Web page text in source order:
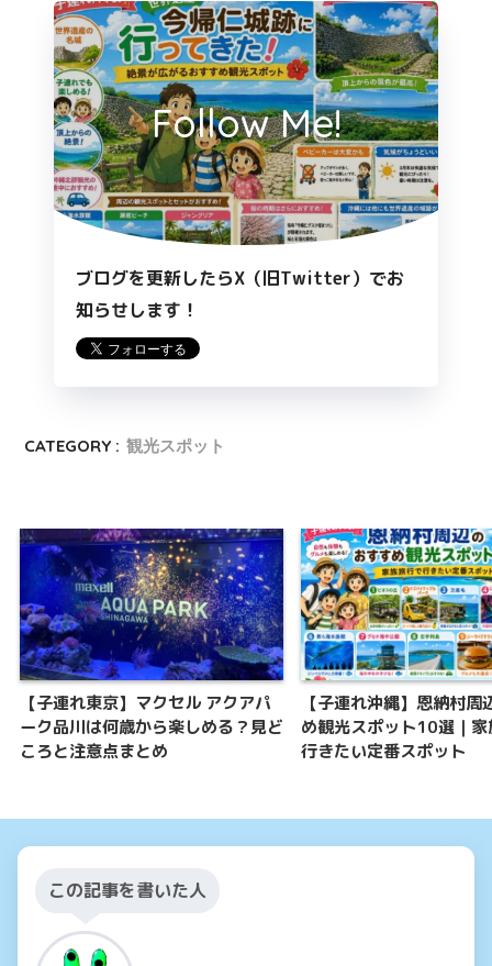
Follow Me!
ブログを更新したらX（旧Twitter）でお
知らせします！
CATEGORY : 観光スポット
【子連れ東京】マクセル アクアパ
ーク品川は何歳から楽しめる？見ど
ころと注意点まとめ
【子連れ沖縄】恩納村周
め観光スポット10選｜
行きたい定番スポット
この記事を書いた人